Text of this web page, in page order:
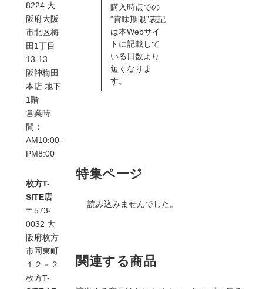
8224 大
阪府大阪
市北区梅
田1丁目
13-13
阪神梅田
本店 地下
1階
営業時
間：
AM10:00-
PM8:00
枚方T-
SITE店
〒573-
0032 大
阪府枚方
市岡東町
１２－２
枚方T-
購入時点での
“賞味期限”表記
は本Webサイ
トに記載して
いる日数より
短くなりま
す。
特集ページ
読み込みませんでした。
関連する商品